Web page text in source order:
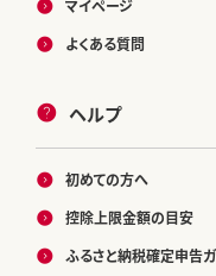
マイページ
よくある質問
ヘルプ
初めての方へ
控除上限金額の目安
ふるさと納税確定申告